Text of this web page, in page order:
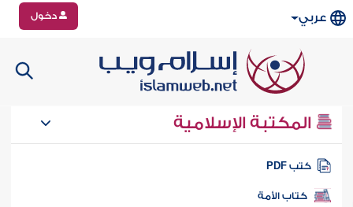
عربي دخول
المكتبة الإسلامية
كتب PDF